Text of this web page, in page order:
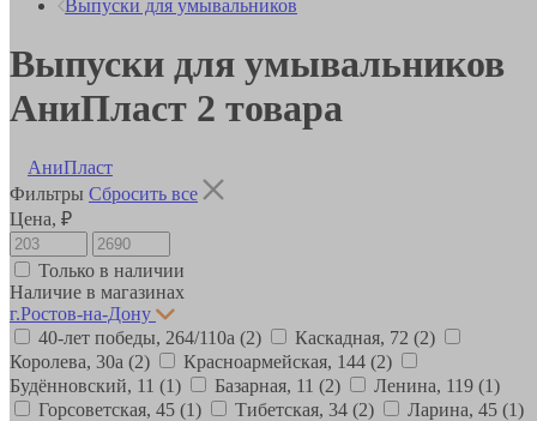
Выпуски для умывальников
Выпуски для умывальников
АниПласт 2 товара
АниПласт
Фильтры Сбросить все
Цена, ₽
Только в наличии
Наличие в магазинах
г.Ростов-на-Дону
40-лет победы, 264/110а (2) Каскадная, 72 (2)
Королева, 30а (2) Красноармейская, 144 (2)
Будённовский, 11 (1) Базарная, 11 (2) Ленина, 119 (1)
Горсоветская, 45 (1) Тибетская, 34 (2) Ларина, 45 (1)